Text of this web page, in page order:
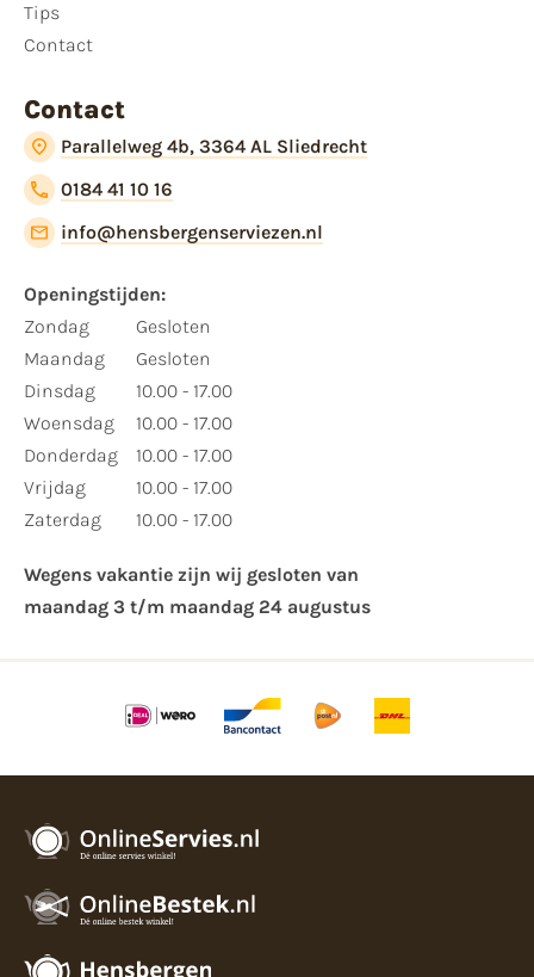
Tips
Contact
Contact
Parallelweg 4b, 3364 AL Sliedrecht
0184 41 10 16
info@hensbergenserviezen.nl
Openingstijden:​
​Zondag
Maandag
Dinsdag
Woensdag
Donderdag
Vrijdag
Zaterdag
Gesloten
Gesloten
10.00 - 17.00
10.00 - 17.00
10.00 - 17.00
10.00 - 17.00
10.00 - 17.00
Wegens vakantie zijn wij gesloten van ​
maandag 3 t/m maandag 24 augustus